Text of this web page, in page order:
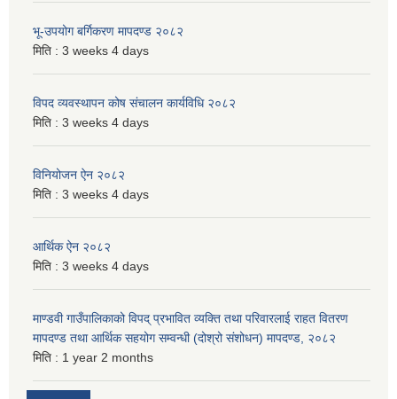
भू-उपयोग बर्गिकरण मापदण्ड २०८२
मिति : 3 weeks 4 days
विपद व्यवस्थापन कोष संचालन कार्यविधि २०८२
मिति : 3 weeks 4 days
विनियोजन ऐन २०८२
मिति : 3 weeks 4 days
आर्थिक ऐन २०८२
मिति : 3 weeks 4 days
माण्डवी गाउँपालिकाको विपद् प्रभावित व्यक्ति तथा परिवारलाई राहत वितरण
मापदण्ड तथा आर्थिक सहयोग सम्वन्धी (दोश्रो संशोधन) मापदण्ड, २०८२
मिति : 1 year 2 months